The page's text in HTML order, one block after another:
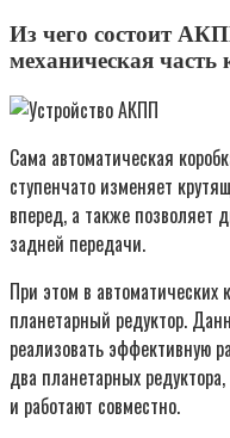
Из чего состоит
механическая часть
Сама автоматическая
ступенчато изменяет
вперед, а также позволяет
задней передачи.
При этом в автоматических
планетарный редуктор.
реализовать эффективную
два планетарных
и работают совместно.